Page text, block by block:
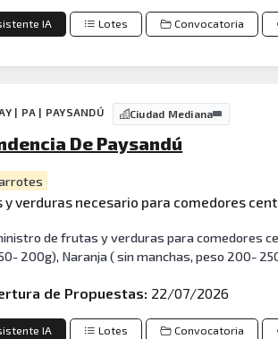
IA Lotes Convocatoria
| PA | PAYSANDÚ Ciudad Mediana
De Paysandú
y verduras necesario para comedores
de frutas y verduras para comedores
200g), Naranja ( sin manchas, peso 200-
de Propuestas: 22/07/2026
IA Lotes Convocatoria